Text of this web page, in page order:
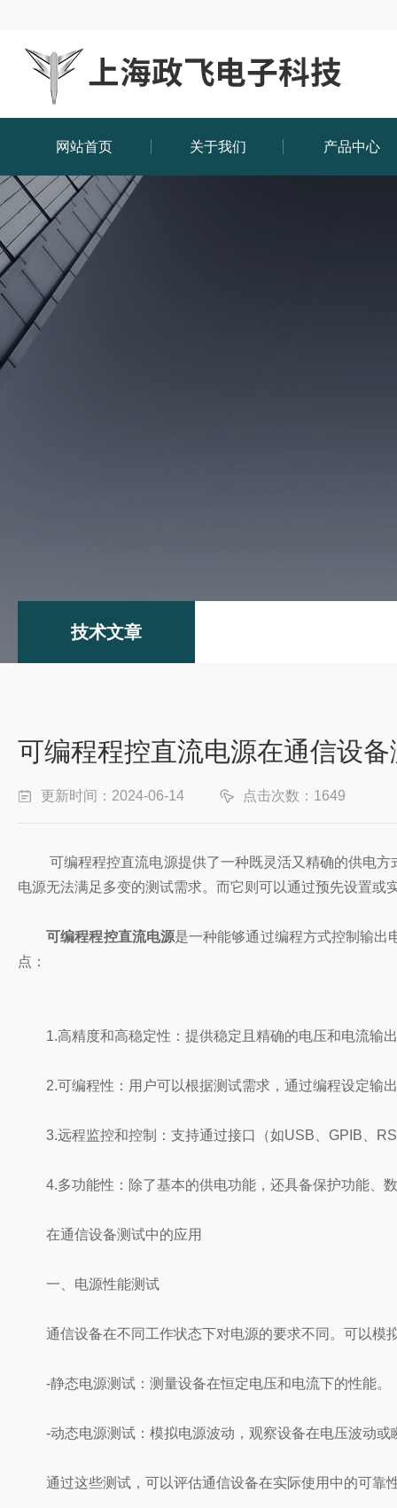
网站首页 关于我们 产品中心
技术文章
可编程程控直流电源在通信设
更新时间：2024-06-14 点击次数：1649
可编程程控直流电源提供了一种既灵活又精确的供电方
电源无法满足多变的测试需求。而它则可以通过预先设置
可编程程控直流电源是一种能够通过编程方式控制输出
点：
1.高精度和高稳定性：提供稳定且精确的电压和电流输
2.可编程性：用户可以根据测试需求，通过编程设定输
3.远程监控和控制：支持通过接口（如USB、GPIB、
4.多功能性：除了基本的供电功能，还具备保护功能、
在通信设备测试中的应用
一、电源性能测试
通信设备在不同工作状态下对电源的要求不同。可以模
-静态电源测试：测量设备在恒定电压和电流下的性能。
-动态电源测试：模拟电源波动，观察设备在电压波动或
通过这些测试，可以评估通信设备在实际使用中的可靠